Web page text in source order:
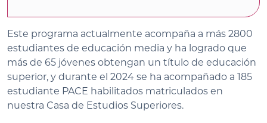
Este programa actualmente acompaña a más 2800
estudiantes de educación media y ha logrado que
más de 65 jóvenes obtengan un título de educación
superior, y durante el 2024 se ha acompañado a 185
estudiante PACE habilitados matriculados en
nuestra Casa de Estudios Superiores.